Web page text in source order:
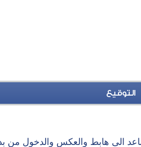
التوقيع
الى هابط والعكس والدخول من